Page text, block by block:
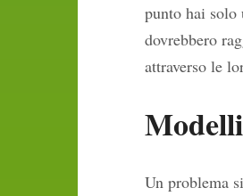
punto hai solo
dovrebbero
attraverso le
Un problema